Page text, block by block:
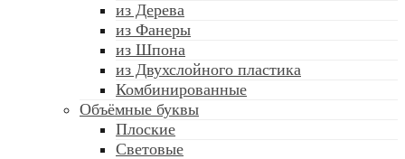
из Дерева
из Фанеры
из Шпона
из Двухслойного пластика
Комбинированные
Объёмные буквы
Плоские
Световые